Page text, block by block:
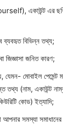
একাউন্ট এর
ব্যবহৃত বিভিন্ন তথ্য;
জিজ্ঞাসা জনিত কারণ;
যেমন- মোবাইল পেমেন্ট
তথ্য (নাম, একাউন্ট
কোড) ইত্যাদি;
সমস্যা